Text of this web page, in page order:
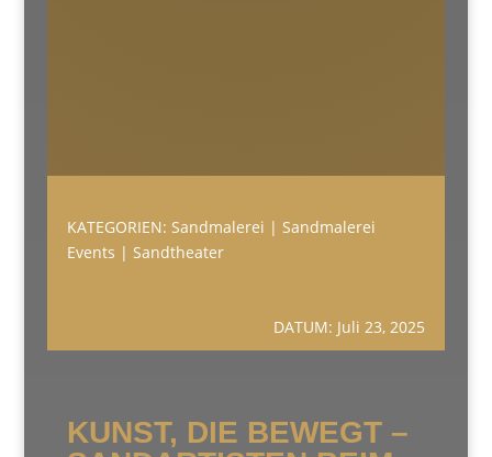
KATEGORIEN: Sandmalerei | Sandmalerei
Events | Sandtheater
DATUM: Juli 23, 2025
KUNST, DIE BEWEGT –